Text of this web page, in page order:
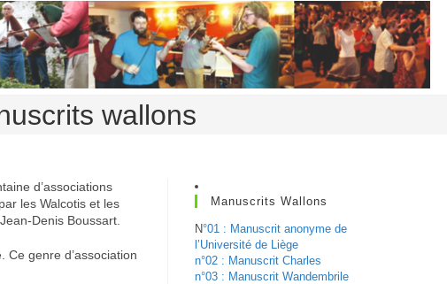
wallons
d’associations
les Walcotis et les
Denis Boussart.
Ce genre d’association
Manuscrits Wallons
N°01 : Manuscrit anonyme de
l’Université de Liège
n°02 : Manuscrit Charles
n°03 : Manuscrit Wandembrile